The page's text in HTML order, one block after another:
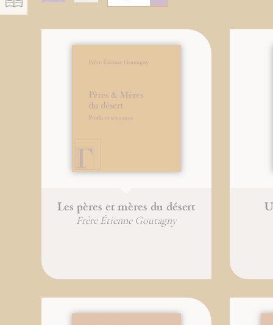
Les pères et mères du désert
Frère Étienne Goutagny